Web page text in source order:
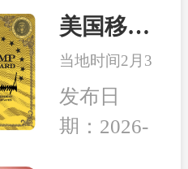
赢”的国际化
平台。
未来可能会面
论是为了孩子
的教育、家人
的养老，还是
出行的自由，
美国移民最新消息：特朗普百万金卡项目被起诉！
当地时间2月3
日，美国多家
组织和团体正
式将一纸诉状
发布日
期：2026-